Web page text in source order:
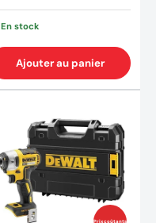
(1
En stock
Ajouter au panier
Prix coûtants